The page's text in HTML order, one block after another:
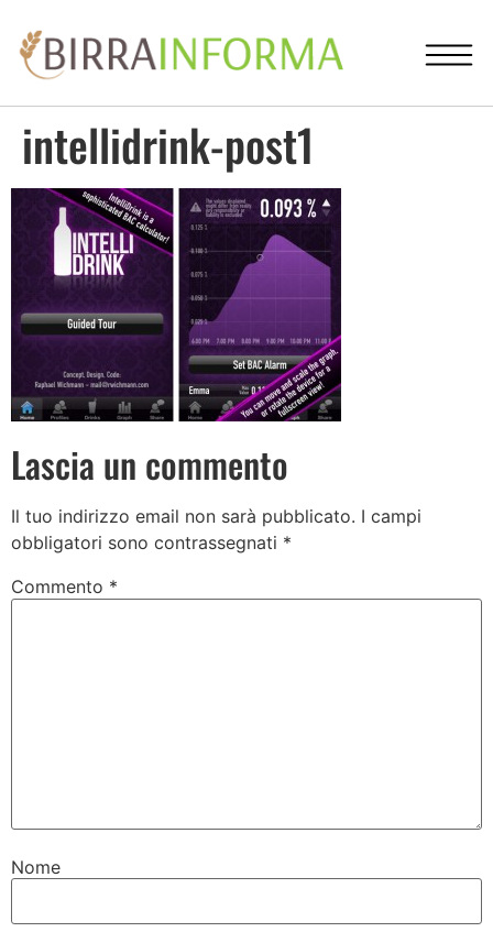
intellidrink-post1
Lascia un commento
Il tuo indirizzo email non sarà pubblicato. I campi
obbligatori sono contrassegnati *
Commento *
Nome